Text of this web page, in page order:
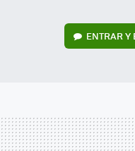
ENTRAR Y